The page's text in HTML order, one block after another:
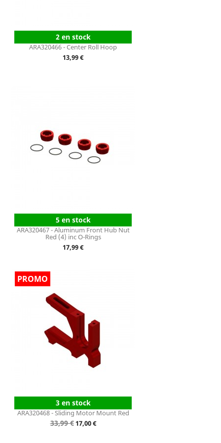
2 en stock
ARA320466 - Center Roll Hoop
Prix
13,99 €
5 en stock
ARA320467 - Aluminum Front Hub Nut
Red (4) inc O-Rings
Prix
17,99 €
3 en stock
ARA320468 - Sliding Motor Mount Red
Prix
33,99 €Prix
17,00 €